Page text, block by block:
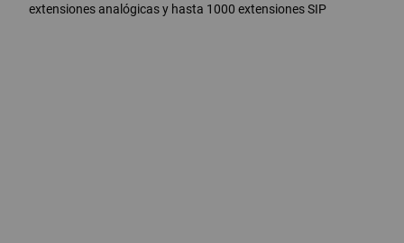
extensiones analógicas y hasta 1000 extensiones SIP